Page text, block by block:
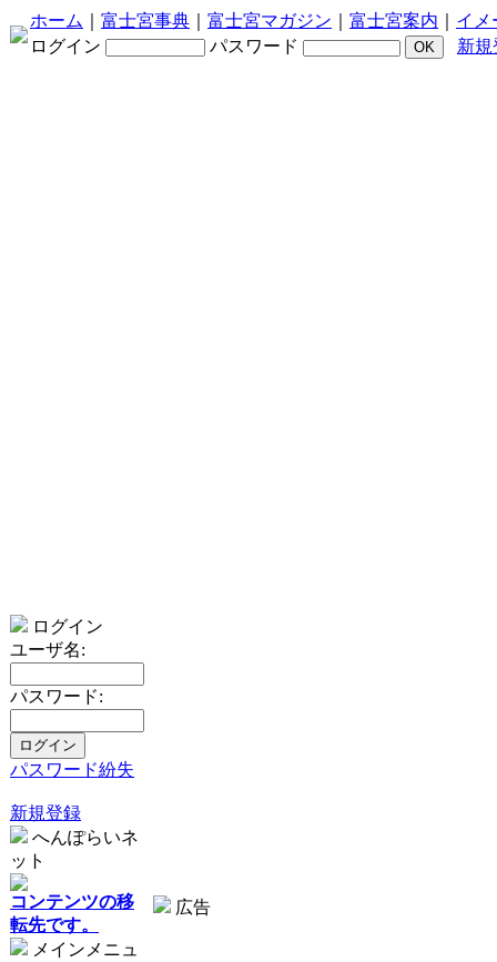
ホーム 富士宮事典 富士宮マガジン 富士宮案内
イメ
ログイン
パスワード 新規
ログイン
ユーザ名:
パスワード:
パスワード紛失
新規登録
へんぽらいネ
ット
コンテンツの移
転先です。
メインメニュ
広告